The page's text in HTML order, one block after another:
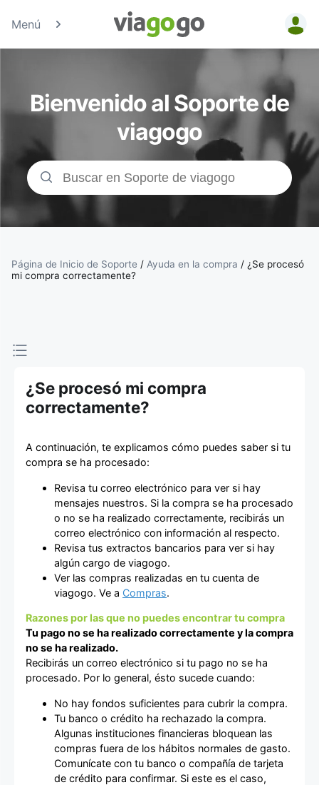
Menú
Entradas
para
Conciertos,
Deporte y
Teatro |
viagogo, el
sitio de
Bienvenido al Soporte de
viagogo
Página de Inicio de Soporte / Ayuda en la compra / ¿Se procesó
mi compra correctamente?
¿Se procesó mi compra
correctamente?
A continuación, te explicamos cómo puedes saber si tu
compra se ha procesado:
Revisa tu correo electrónico para ver si hay
mensajes nuestros. Si la compra se ha procesado
o no se ha realizado correctamente, recibirás un
correo electrónico con información al respecto.
Revisa tus extractos bancarios para ver si hay
algún cargo de viagogo.
Ver las compras realizadas en tu cuenta de
viagogo. Ve a Compras.
Razones por las que no puedes encontrar tu compra
Tu pago no se ha realizado correctamente y la compra
no se ha realizado.
Recibirás un correo electrónico si tu pago no se ha
procesado. Por lo general, ésto sucede cuando:
No hay fondos suficientes para cubrir la compra.
Tu banco o crédito ha rechazado la compra.
Algunas instituciones financieras bloquean las
compras fuera de los hábitos normales de gasto.
Comunícate con tu banco o compañía de tarjeta
de crédito para confirmar. Si este es el caso,